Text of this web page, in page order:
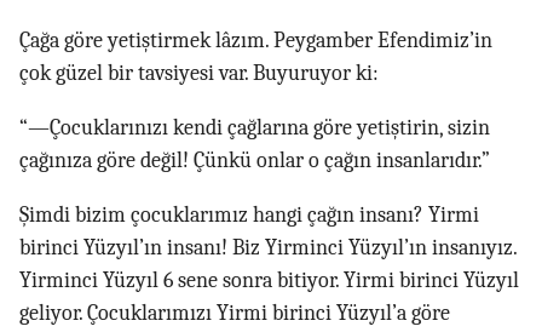
Çağa göre yetiştirmek lâzım. Peygamber Efendimiz’in
çok güzel bir tavsiyesi var. Buyuruyor ki:
“—Çocuklarınızı kendi çağlarına göre yetiştirin, sizin
çağınıza göre değil! Çünkü onlar o çağın insanlarıdır.”
Şimdi bizim çocuklarımız hangi çağın insanı? Yirmi
birinci Yüzyıl’ın insanı! Biz Yirminci Yüzyıl’ın insanıyız.
Yirminci Yüzyıl 6 sene sonra bitiyor. Yirmi birinci Yüzyıl
geliyor. Çocuklarımızı Yirmi birinci Yüzyıl’a göre